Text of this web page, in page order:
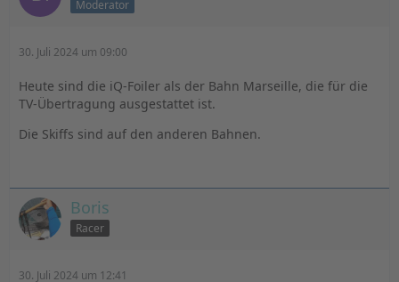
Moderator
30. Juli 2024 um 09:00
Heute sind die iQ-Foiler als der Bahn Marseille, die für die
TV-Übertragung ausgestattet ist.
Die Skiffs sind auf den anderen Bahnen.
Boris
Racer
30. Juli 2024 um 12:41